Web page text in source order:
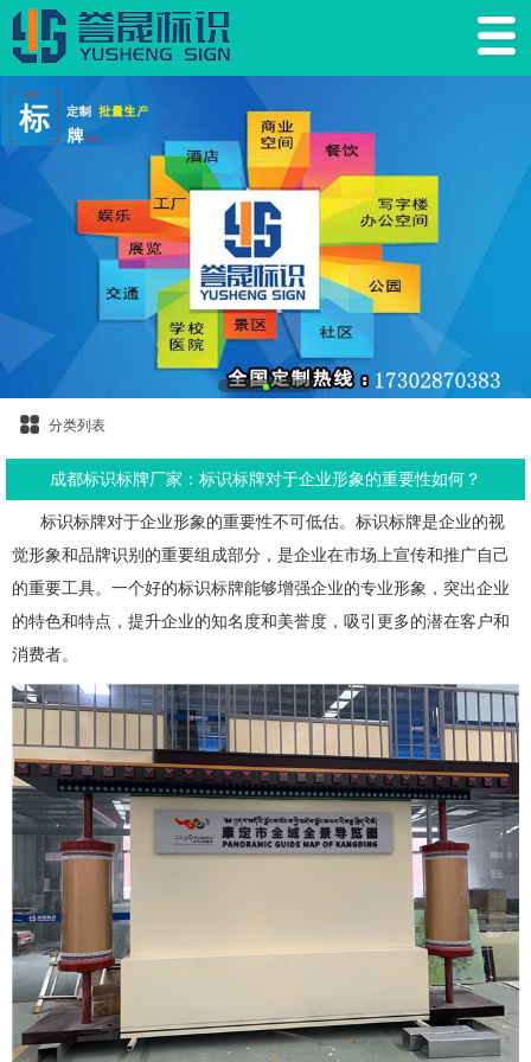
分类列表
成都标识标牌厂家：标识标牌对于企业形象的重要性如何？
标识标牌对于企业形象的重要性不可低估。标识标牌是企业的视
觉形象和品牌识别的重要组成部分，是企业在市场上宣传和推广自己
的重要工具。一个好的标识标牌能够增强企业的专业形象，突出企业
的特色和特点，提升企业的知名度和美誉度，吸引更多的潜在客户和
消费者。